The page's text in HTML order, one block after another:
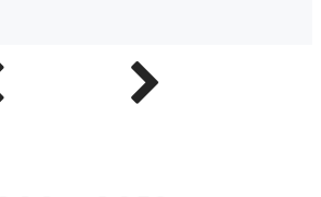
Następne
zdjęcie